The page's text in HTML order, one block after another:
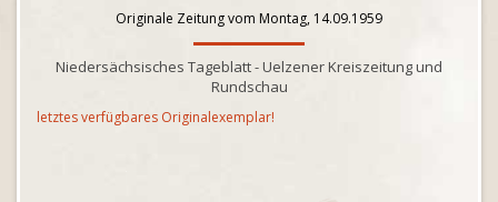
Originale Zeitung vom Montag, 14.09.1959
Niedersächsisches Tageblatt - Uelzener Kreiszeitung und
Rundschau
letztes verfügbares Originalexemplar!